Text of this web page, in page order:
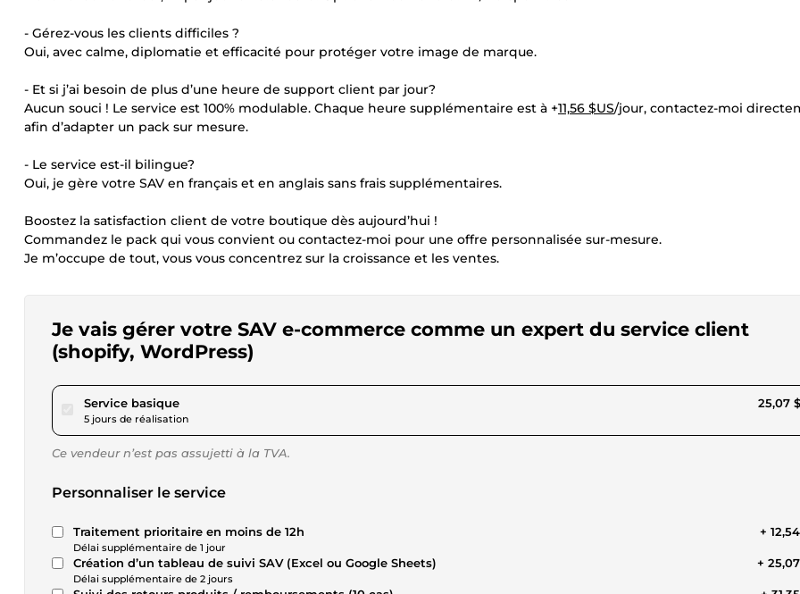
- Gérez-vous les clients difficiles ?
Oui, avec calme, diplomatie et efficacité pour protéger votre image de marque.
- Et si j’ai besoin de plus d’une heure de support client par jour?
Aucun souci ! Le service est 100% modulable. Chaque heure supplémentaire est à +11,56 $US/jour, contactez-moi
afin d’adapter un pack sur mesure.
- Le service est-il bilingue?
Oui, je gère votre SAV en français et en anglais sans frais supplémentaires.
Boostez la satisfaction client de votre boutique dès aujourd’hui !
Commandez le pack qui vous convient ou contactez-moi pour une offre personnalisée sur-mesure.
Je m’occupe de tout, vous vous concentrez sur la croissance et les ventes.
Je vais gérer votre SAV e-commerce comme un expert du service client
(shopify, WordPress)
Service basiquepour 23,11 $US
5 jours de réalisation
25,07
Ce vendeur n’est pas assujetti à la TVA.
Personnaliser le service
Traitement prioritaire en moins de 12h
Délai supplémentaire de 1 jour
+
Création d’un tableau de suivi SAV (Excel ou Google Sheets)
Délai supplémentaire de 2 jours
+